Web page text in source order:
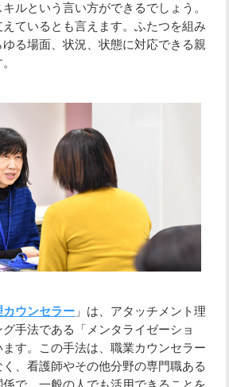
ルという言い方ができるでしょう。
ているとも言えます。ふたつを組み
る場面、状況、状態に対応できる親
ウンセラー 」は、アタッチメント理
手法である「メンタライゼーショ
す。この手法は、職業カウンセラー
、看護師やその他分野の専門職ある